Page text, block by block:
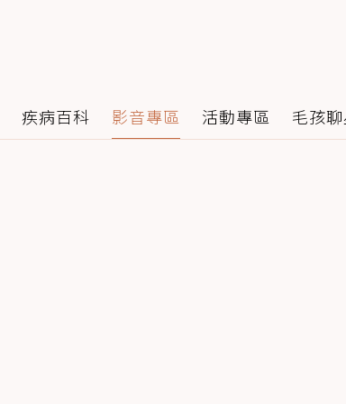
疾病百科 影音專區 活動專區 毛孩